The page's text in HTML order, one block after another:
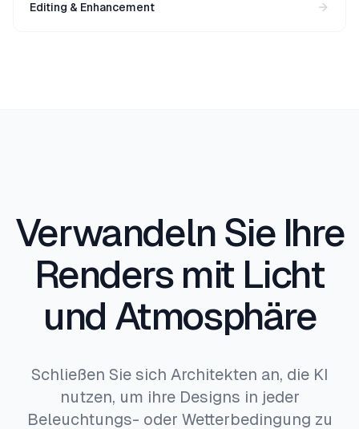
Editing & Enhancement
Verwandeln Sie Ihre
Renders mit Licht
und Atmosphäre
Schließen Sie sich Architekten an, die KI
nutzen, um ihre Designs in jeder
Beleuchtungs- oder Wetterbedingung zu